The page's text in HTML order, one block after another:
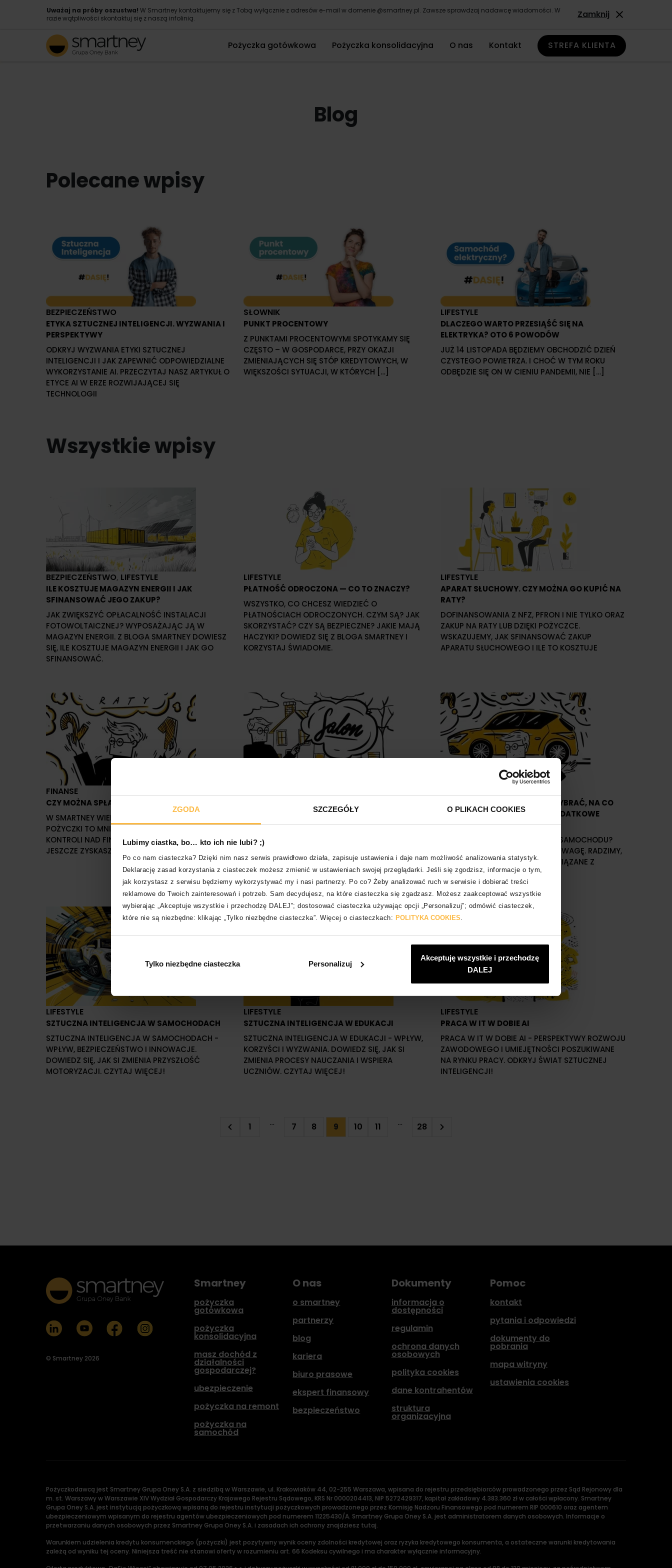
ZGODA SZCZEGÓŁY O PLIKACH COOKIES
Lubimy ciastka, bo… kto ich nie lubi? ;)
Po co nam ciasteczka? Dzięki nim nasz serwis prawidłowo działa, zapisuje ustawienia i daje nam możliwość analizowania statystyk.
Deklarację zasad korzystania z ciasteczek możesz zmienić w ustawieniach swojej przeglądarki. Jeśli się zgodzisz, informacje o tym,
jak korzystasz z serwisu będziemy wykorzystywać my i nasi partnerzy. Po co? Żeby analizować ruch w serwisie i dobierać treści
reklamowe do Twoich zainteresowań i potrzeb. Sam decydujesz, na które ciasteczka się zgadzasz. Możesz zaakceptować wszystkie
wybierając „Akceptuje wszystkie i przechodzę DALEJ”; dostosować ciasteczka używając opcji „Personalizuj”; odmówić ciasteczek,
które nie są niezbędne: klikając „Tylko niezbędne ciasteczka”. Więcej o ciasteczkach: POLITYKA COOKIES.
Tylko niezbędne ciasteczka Personalizuj
Akceptuję wszystkie i przechodzę
DALEJ
Uważaj na próby oszustwa! W Smartney kontaktujemy się z Tobą wyłącznie z adresów e-mail w domenie @smartney.pl. Zawsze sprawdzaj nadawcę wiadomości. W
razie wątpliwości skontaktuj się z naszą infolinią.
Zamknij
Pożyczka gotówkowa Pożyczka konsolidacyjna O nas Kontakt STREFA KLIENTA
Blog
Polecane wpisy
BEZPIECZEŃSTWO
ETYKA SZTUCZNEJ INTELIGENCJI. WYZWANIA I
PERSPEKTYWY
ODKRYJ WYZWANIA ETYKI SZTUCZNEJ
INTELIGENCJI I JAK ZAPEWNIĆ ODPOWIEDZIALNE
WYKORZYSTANIE AI. PRZECZYTAJ NASZ ARTYKUŁ O
ETYCE AI W ERZE ROZWIJAJĄCEJ SIĘ
TECHNOLOGII
SŁOWNIK
PUNKT PROCENTOWY
Z PUNKTAMI PROCENTOWYMI SPOTYKAMY SIĘ
CZĘSTO – W GOSPODARCE, PRZY OKAZJI
ZMIENIAJĄCYCH SIĘ STÓP KREDYTOWYCH, W
WIĘKSZOŚCI SYTUACJI, W KTÓRYCH […]
LIFESTYLE
DLACZEGO WARTO PRZESIĄŚĆ SIĘ NA
ELEKTRYKA? OTO 6 POWODÓW
JUŻ 14 LISTOPADA BĘDZIEMY OBCHODZIĆ DZIEŃ
CZYSTEGO POWIETRZA. I CHOĆ W TYM ROKU
ODBĘDZIE SIĘ ON W CIENIU PANDEMII, NIE […]
Wszystkie wpisy
BEZPIECZEŃSTWO, LIFESTYLE
ILE KOSZTUJE MAGAZYN ENERGII I JAK
SFINANSOWAĆ JEGO ZAKUP?
JAK ZWIĘKSZYĆ OPŁACALNOŚĆ INSTALACJI
FOTOWOLTAICZNEJ? WYPOSAŻAJĄC JĄ W
MAGAZYN ENERGII. Z BLOGA SMARTNEY DOWIESZ
SIĘ, ILE KOSZTUJE MAGAZYN ENERGII I JAK GO
SFINANSOWAĆ.
LIFESTYLE
PŁATNOŚĆ ODROCZONA — CO TO ZNACZY?
WSZYSTKO, CO CHCESZ WIEDZIEĆ O
PŁATNOŚCIACH ODROCZONYCH. CZYM SĄ? JAK
SKORZYSTAĆ? CZY SĄ BEZPIECZNE? JAKIE MAJĄ
HACZYKI? DOWIEDZ SIĘ Z BLOGA SMARTNEY I
KORZYSTAJ ŚWIADOMIE.
LIFESTYLE
APARAT SŁUCHOWY. CZY MOŻNA GO KUPIĆ NA
RATY?
DOFINANSOWANIA Z NFZ, PFRON I NIE TYLKO ORAZ
ZAKUP NA RATY LUB DZIĘKI POŻYCZCE.
WSKAZUJEMY, JAK SFINANSOWAĆ ZAKUP
APARATU SŁUCHOWEGO I ILE TO KOSZTUJE
FINANSE
CZY MOŻNA SPŁACAĆ KILKA RAT NA RAZ?
W SMARTNEY WIEMY, ŻE SZYBSZA SPŁATA
POŻYCZKI TO MNIEJSZE ODSETKI I POCZUCIE
KONTROLI NAD FINANSAMI. SPRAWDŹ, CO
JESZCZE ZYSKASZ SPŁACAJĄC KILKA RAT NA RAZ.
REMONT SALONU: KOSZT I POMYSŁY?
WSKAZÓWKAMI REMONTOWYMI. DOWIEDZ SIĘ,
PIERWSZY SAMOCHÓD, JAKI WYBRAĆ, NA CO
ZWRÓCIĆ UWAGĘ, JAKIE SĄ DODATKOWE
KOSZTY?
PLANUJESZ ZAKUP PIERWSZEGO SAMOCHODU?
DOWIEDZ SIĘ, NA CO ZWRÓCIĆ UWAGĘ. RADZIMY,
JAK SFINANSOWAĆ WYDATKI ZWIĄZANE Z
ZAKUPEM PIERWSZEGO AUTA.
LIFESTYLE
SZTUCZNA INTELIGENCJA W SAMOCHODACH
SZTUCZNA INTELIGENCJA W SAMOCHODACH -
WPŁYW, BEZPIECZEŃSTWO I INNOWACJE.
DOWIEDZ SIĘ, JAK SI ZMIENIA PRZYSZŁOŚĆ
MOTORYZACJI. CZYTAJ WIĘCEJ!
LIFESTYLE
SZTUCZNA INTELIGENCJA W EDUKACJI
SZTUCZNA INTELIGENCJA W EDUKACJI - WPŁYW,
KORZYŚCI I WYZWANIA. DOWIEDZ SIĘ, JAK SI
ZMIENIA PROCESY NAUCZANIA I WSPIERA
UCZNIÓW. CZYTAJ WIĘCEJ!
LIFESTYLE
PRACA W IT W DOBIE AI
PRACA W IT W DOBIE AI - PERSPEKTYWY ROZWOJU
ZAWODOWEGO I UMIEJĘTNOŚCI POSZUKIWANE
NA RYNKU PRACY. ODKRYJ ŚWIAT SZTUCZNEJ
INTELIGENCJI!
1 … 7 8 9 10 11 … 28
© Smartney 2026
Smartney
pożyczka
gotówkowa
pożyczka
konsolidacyjna
masz dochód z
działalności
gospodarczej?
ubezpieczenie
pożyczka na remont
pożyczka na
samochód
O nas
o smartney
partnerzy
blog
kariera
biuro prasowe
ekspert finansowy
bezpieczeństwo
Dokumenty
informacja o
dostępności
regulamin
ochrona danych
osobowych
polityka cookies
dane kontrahentów
struktura
organizacyjna
Pomoc
kontakt
pytania i odpowiedzi
dokumenty do
pobrania
mapa witryny
ustawienia cookies
Pożyczkodawcą jest Smartney Grupa Oney S.A. z siedzibą w Warszawie, ul. Krakowiaków 44, 02-255 Warszawa, wpisana do rejestru przedsiębiorców prowadzonego przez Sąd Rejonowy dla
m. st. Warszawy w Warszawie XIV Wydział Gospodarczy Krajowego Rejestru Sądowego, KRS Nr 0000204413, NIP 5272429317, kapitał zakładowy 4.383.360 zł w całości wpłacony. Smartney
Grupa Oney S.A. jest instytucją pożyczkową wpisaną do rejestru instytucji pożyczkowych prowadzonego przez Komisję Nadzoru Finansowego pod numerem RIP 000610 oraz agentem
ubezpieczeniowym wpisanym do rejestru agentów ubezpieczeniowych pod numerem 11225430/A. Smartney Grupa Oney S.A. jest administratorem danych osobowych. Informacje o
przetwarzaniu danych osobowych przez Smartney Grupa Oney S.A. i zasadach ich ochrony znajdziesz tutaj.
Warunkiem udzielenia kredytu konsumenckiego (pożyczki) jest pozytywny wynik oceny zdolności kredytowej oraz ryzyka kredytowego konsumenta, a ostateczne warunki kredytowania
zależą od wyniku tej oceny. Niniejsza treść nie stanowi oferty w rozumieniu art. 66 Kodeksu cywilnego i ma charakter wyłącznie informacyjny.